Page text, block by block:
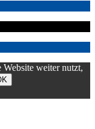
Website weiter nutzt,